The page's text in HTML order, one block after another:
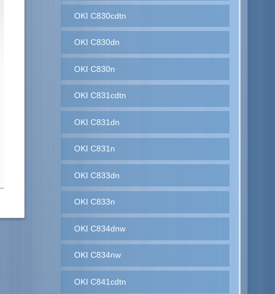
OKI C830cdtn
OKI C830dn
OKI C830n
OKI C831cdtn
OKI C831dn
OKI C831n
OKI C833dn
OKI C833n
OKI C834dnw
OKI C834nw
OKI C841cdtn